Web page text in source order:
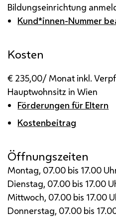
Bildungseinrichtung
Kund*innen-Nummer
Kosten
€ 235,00/ Monat inkl.
Hauptwohnsitz in Wien
Förderungen für Eltern
Kostenbeitrag
Öffnungszeiten
Montag, 07.00 bis 17.00
Dienstag, 07.00 bis 17.00
Mittwoch, 07.00 bis 17.00
Donnerstag, 07.00 bis